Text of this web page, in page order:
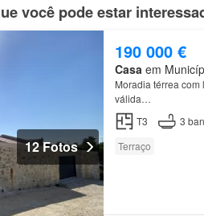
você pode estar
12 Fotos
190 000 €
Casaem
Moradia térrea com
válida…
T3
3
Terraço